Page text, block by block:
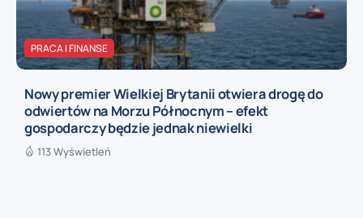
PRACA I FINANSE
Nowy premier Wielkiej Brytanii otwiera drogę do
odwiertów na Morzu Północnym – efekt
gospodarczy będzie jednak niewielki
113 Wyświetleń